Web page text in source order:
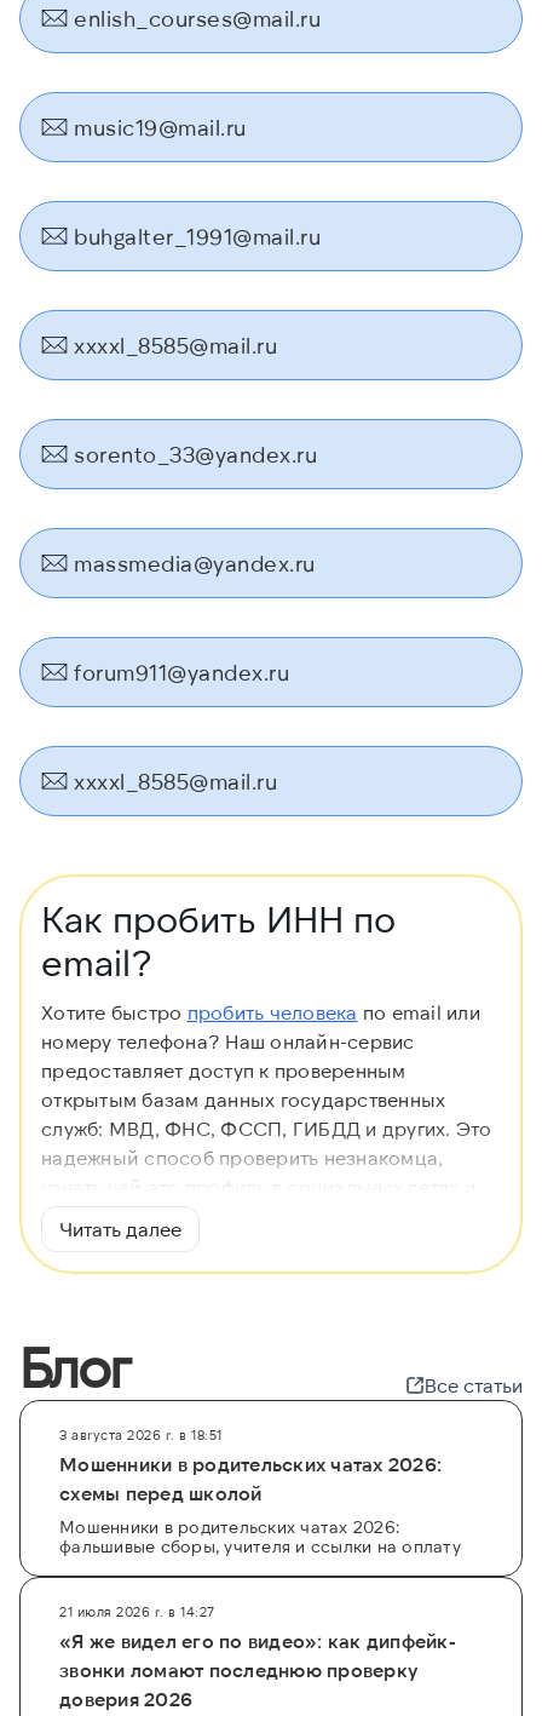
enlish_courses@mail.ru
music19@mail.ru
buhgalter_1991@mail.ru
xxxxl_8585@mail.ru
sorento_33@yandex.ru
massmedia@yandex.ru
forum911@yandex.ru
xxxxl_8585@mail.ru
Как пробить ИНН по
email?
Хотите быстро пробить человека по email или
номеру телефона? Наш онлайн-сервис
предоставляет доступ к проверенным
открытым базам данных государственных
служб: МВД, ФНС, ФССП, ГИБДД и других. Это
надежный способ проверить незнакомца,
узнать чей это профиль в социальных сетях и
найти владельца контактов, чтобы обезопасить
себя от мошенников. Большинство проверок
доступно бесплатно и без регистрации прямо
Для комплексной проверки используйте наши
специализированные сервисы:
пробить по
данным автомобиляилисделать запрос по
паспорту, чтобы получить полную информацию
об ИНН и месте регистрации. Наша система
автоматически анализирует десятки
официальных источников, включая ЕФРСБ и
ГИС ГМП, что позволяет моментально пробить
человека и понять, кому принадлежит тот или
иной аккаунт или адрес электронной почты.
Защитите свои финансы и личные данные с
помощью профессионального поиска.
Читать далее
Блог Все статьи
3 августа 2026 г. в 18:51
Мошенники в родительских чатах 2026:
схемы перед школой
Мошенники в родительских чатах 2026:
фальшивые сборы, учителя и ссылки на оплату
21 июля 2026 г. в 14:27
«Я же видел его по видео»: как дипфейк-
звонки ломают последнюю проверку
доверия 2026